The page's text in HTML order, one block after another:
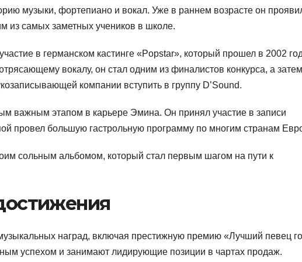
музыки, фортепиано и вокал. Уже в раннем возрасте он
из самых заметных учеников в школе.
в германском кастинге «Popstar», который прошел в 2002
вокалу, он стал одним из финалистов конкурса, а затем
компании вступить в группу D’Sound.
важным этапом в карьере Эмина. Он принял участие в записи
провел большую гастрольную программу по многим странам
сольным альбомом, который стал первым шагом на пути к
наград, включая престижную премию «Лучший певец
успехом и занимают лидирующие позиции в чартах продаж.